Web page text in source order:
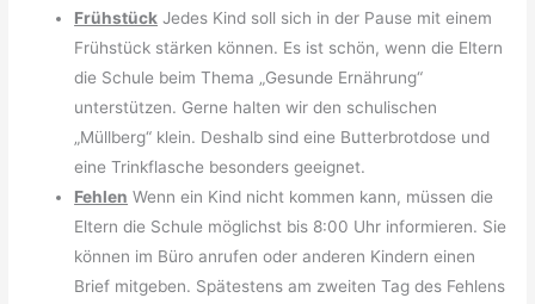
Frühstück Jedes Kind soll sich in der Pause mit einem
Frühstück stärken können. Es ist schön, wenn die Eltern
die Schule beim Thema „Gesunde Ernährung“
unterstützen. Gerne halten wir den schulischen
„Müllberg“ klein. Deshalb sind eine Butterbrotdose und
eine Trinkflasche besonders geeignet.
Fehlen Wenn ein Kind nicht kommen kann, müssen die
Eltern die Schule möglichst bis 8:00 Uhr informieren. Sie
können im Büro anrufen oder anderen Kindern einen
Brief mitgeben. Spätestens am zweiten Tag des Fehlens